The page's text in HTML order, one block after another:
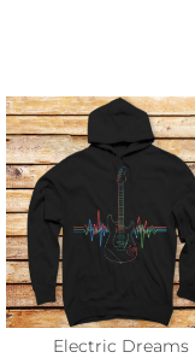
Electric Dreams